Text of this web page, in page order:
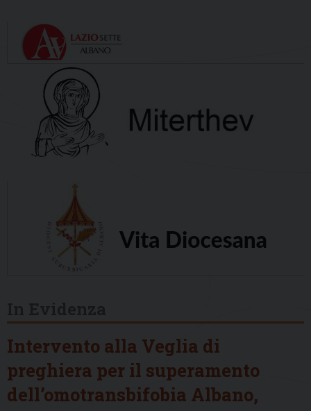
Intervento alla Veglia di
preghiera per il superamento
dell’omotransbifobia Albano,